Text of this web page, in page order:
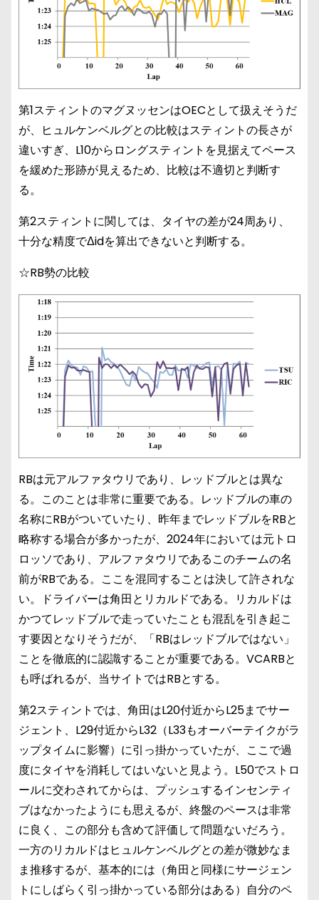
第1スティントのマグヌッセンはOECとして扱えそうだ
が、ヒュルケンベルグとの比較はスティントの長さが
違いすぎ、L10からロングスティントを見据えてペース
を緩めた形跡が見えるため、比較は不適切と判断す
る。
第2スティントに関しては、タイヤの差が24周あり、
十分な精度でΔidを算出できないと判断する。
☆RB勢の比較
RBは元アルファタウリであり、レッドブルとは異な
る。このことは非常に重要である。レッドブルの車の
名称にRBがついていたり、昨年までレッドブルをRBと
略称する場合が多かったが、2024年においては元トロ
ロッソであり、アルファタウリであるこのチームの名
前がRBである。ここを混同することは決して許されな
い。ドライバーは角田とリカルドである。リカルドは
かつてレッドブルで走っていたことも混乱を引き起こ
す要因となりそうだが、「RBはレッドブルではない」
ことを徹底的に認識することが重要である。VCARBと
も呼ばれるが、当サイトではRBとする。
第2スティントでは、角田はL20付近からL25までサー
ジェント、L29付近からL32（L33もオーバーテイクがラ
ップタイムに影響）に引っ掛かっていたが、ここで過
度にタイヤを消耗してはいないと見よう。L50でストロ
ールに交わされてからは、プッシュするインセンティ
ブはなかったようにも思えるが、終盤のペースは非常
に良く、この部分も含めて評価して問題ないだろう。
一方のリカルドはヒュルケンベルグとの差が微妙なま
ま推移するが、基本的には（角田と同様にサージェン
トにしばらく引っ掛かっている部分はある）自分のペ